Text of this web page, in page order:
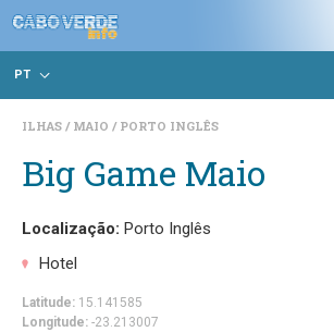
PT
ILHAS MAIO PORTO INGLÊS
Big Game Maio
Localização: Porto Inglês
Hotel
Latitude: 15.141585
Longitude: -23.213007